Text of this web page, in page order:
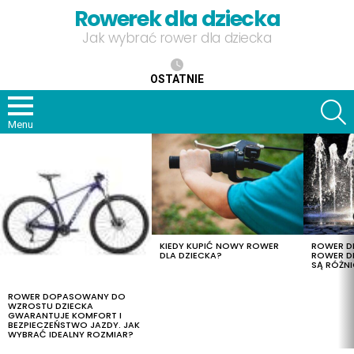
Rowerek dla dziecka
Jak wybrać rower dla dziecka
OSTATNIE
Menu
ROWER DOPASOWANY DO
WZROSTU DZIECKA
GWARANTUJE KOMFORT I
BEZPIECZEŃSTWO JAZDY. JAK
WYBRAĆ IDEALNY ROZMIAR?
KIEDY KUPIĆ NOWY ROWER
DLA DZIECKA?
ROWER
ROWER
SĄ